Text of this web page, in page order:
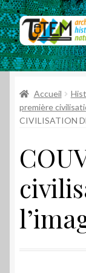
Aller
à
la
navigation
Aller
au
contenu
Accueil
Choix par genre
Choix par
Promos
Qui sommes-
Accueil
première
CIVILISATION